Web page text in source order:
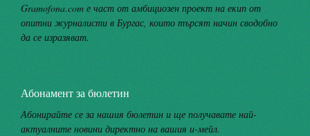
Gramofona.com е част от амбициозен проект на екип от
опитни журналисти в Бургас, които търсят начин сводобно
да се изразяват.
Абонамент за бюлетин
Абонирайте се за нашия бюлетин и ще получавате най-
актуалните новини директно на вашия и-мейл.